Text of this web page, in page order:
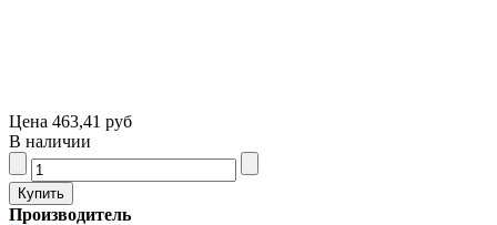
Цена 463,41 руб
В наличии
Производитель